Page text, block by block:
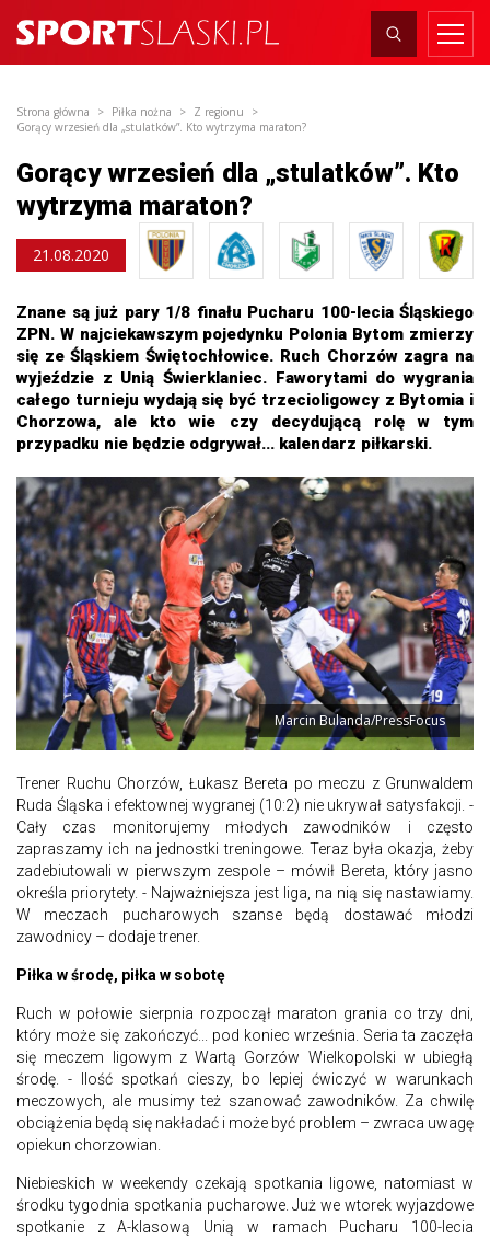
Strona główna Piłka nożna
Z regionu
Gorący wrzesień dla „stulatków”. Kto wytrzyma maraton?
Gorący wrzesień dla „stulatków”. Kto
wytrzyma maraton?
21.08.2020
Znane są już pary 1/8 finału Pucharu 100-lecia Śląskiego
ZPN. W najciekawszym pojedynku Polonia Bytom zmierzy
się ze Śląskiem Świętochłowice. Ruch Chorzów zagra na
wyjeździe z Unią Świerklaniec. Faworytami do wygrania
całego turnieju wydają się być trzecioligowcy z Bytomia i
Chorzowa, ale kto wie czy decydującą rolę w tym
przypadku nie będzie odgrywał... kalendarz piłkarski.
Marcin Bulanda/PressFocus
Trener Ruchu Chorzów, Łukasz Bereta po meczu z Grunwaldem
Ruda Śląska i efektownej wygranej (10:2) nie ukrywał satysfakcji. -
Cały czas monitorujemy młodych zawodników i często
zapraszamy ich na jednostki treningowe. Teraz była okazja, żeby
zadebiutowali w pierwszym zespole – mówił Bereta, który jasno
określa priorytety. - Najważniejsza jest liga, na nią się nastawiamy.
W meczach pucharowych szanse będą dostawać młodzi
zawodnicy – dodaje trener.
Piłka w środę, piłka w sobotę
Ruch w połowie sierpnia rozpoczął maraton grania co trzy dni,
który może się zakończyć... pod koniec września. Seria ta zaczęła
się meczem ligowym z Wartą Gorzów Wielkopolski w ubiegłą
środę. - Ilość spotkań cieszy, bo lepiej ćwiczyć w warunkach
meczowych, ale musimy też szanować zawodników. Za chwilę
obciążenia będą się nakładać i może być problem – zwraca uwagę
opiekun chorzowian.
Niebieskich w weekendy czekają spotkania ligowe, natomiast w
środku tygodnia spotkania pucharowe. Już we wtorek wyjazdowe
spotkanie z A-klasową Unią w ramach Pucharu 100-lecia